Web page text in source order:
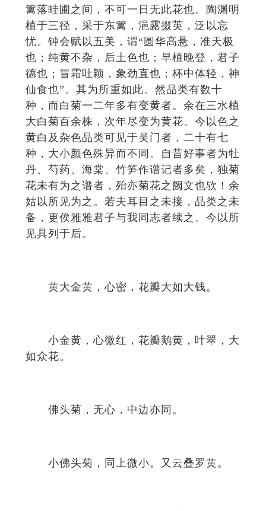
篱落畦圃之间，不可一日无此花也。陶渊明
植于三径，采于东篱，浥露掇英，泛以忘
忧。钟会赋以五美，谓“圆华高悬，准天极
也；纯黄不杂，后土色也；早植晚登，君子
德也；冒霜吐颖，象劲直也；杯中体轻，神
仙食也”。其为所重如此。然品类有数十
种，而白菊一二年多有变黄者。余在三水植
大白菊百余株，次年尽变为黄花。今以色之
黄白及杂色品类可见于吴门者，二十有七
种，大小颜色殊异而不同。自昔好事者为牡
丹、芍药、海棠、竹笋作谱记者多矣，独菊
花未有为之谱者，殆亦菊花之阙文也欤！余
姑以所见为之。若夫耳目之未接，品类之未
备，更俟雅雅君子与我同志者续之。今以所
见具列于后。
黄大金黄，心密，花瓣大如大钱。
小金黄，心微红，花瓣鹅黄，叶翠，大
如众花。
佛头菊，无心，中边亦同。
小佛头菊，同上微小。又云叠罗黄。